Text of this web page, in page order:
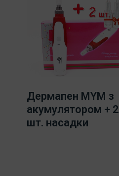
Дермапен MYM з
акумулятором + 2
шт. насадки